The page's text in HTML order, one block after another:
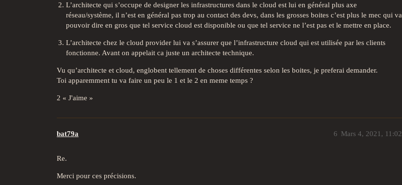
L’architecte qui s’occupe de designer les infrastructures dans le cloud est lui en général plus axe
réseau/système, il n’est en général pas trop au contact des devs, dans les grosses boites c’est plus le mec qui va
pouvoir dire en gros que tel service cloud est disponible ou que tel service ne l’est pas et le mettre en place.
L’architecte chez le cloud provider lui va s’assurer que l’infrastructure cloud qui est utilisée par les clients
fonctionne. Avant on appelait ca juste un architecte technique.
Vu qu’architecte et cloud, englobent tellement de choses différentes selon les boites, je preferai demander.
Toi apparemment tu va faire un peu le 1 et le 2 en meme temps ?
2 « J'aime »
bat79a Mars 4, 2021, 11:02
6
Re.
Merci pour ces précisions.